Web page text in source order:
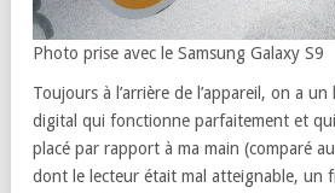
Photo prise avec le Samsung Galaxy S9
Toujours à l’arrière de l’appareil, on a un
digital qui fonctionne parfaitement et
placé par rapport à ma main (comparé
dont le lecteur était mal atteignable, un